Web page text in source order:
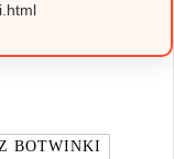
BOTWINKI